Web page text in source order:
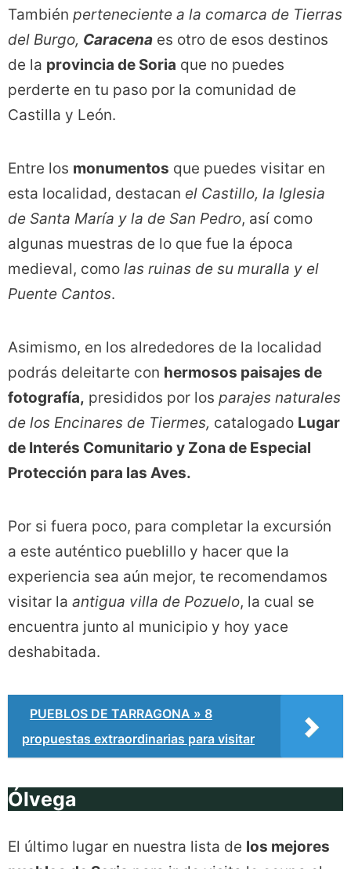
También perteneciente a la comarca de Tierras
del Burgo, Caracena es otro de esos destinos
de la provincia de Soria que no puedes
perderte en tu paso por la comunidad de
Castilla y León.
Entre los monumentos que puedes visitar en
esta localidad, destacan el Castillo, la Iglesia
de Santa María y la de San Pedro, así como
algunas muestras de lo que fue la época
medieval, como las ruinas de su muralla y el
Puente Cantos.
Asimismo, en los alrededores de la localidad
podrás deleitarte con hermosos paisajes de
fotografía, presididos por los parajes naturales
de los Encinares de Tiermes, catalogado Lugar
de Interés Comunitario y Zona de Especial
Protección para las Aves.
Por si fuera poco, para completar la excursión
a este auténtico pueblillo y hacer que la
experiencia sea aún mejor, te recomendamos
visitar la antigua villa de Pozuelo, la cual se
encuentra junto al municipio y hoy yace
deshabitada.
PUEBLOS DE TARRAGONA » 8
propuestas extraordinarias para visitar
Ólvega
El último lugar en nuestra lista de los mejores